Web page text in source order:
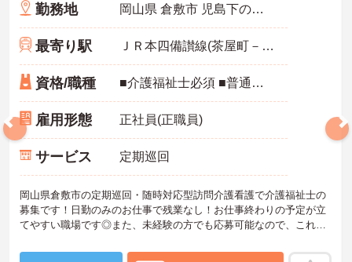
勤務地 岡山県 倉敷市 児島下の町3-8-54 フォーレス21-101
最寄り駅 ＪＲ本四備讃線(茶屋町－児島)「上の町駅」徒歩15分
資格/職種 ■介護福祉士必須 ■普通自動車運転免許必須 ※訪問サービスのご経験が無い方もご相談可能です
雇用形態 正社員(正職員)
サービス 定期巡回
岡山県倉敷市の定期巡回・随時対応型訪問介護看護で介護福祉士の
募集です！日勤のみのお仕事で残業なし！お仕事終わりの予定が立
てやすい職場です◎また、未経験の方でも応募可能なので、これか
度ありで安心して長く働きやすい環境が整っているのもうれしいポ